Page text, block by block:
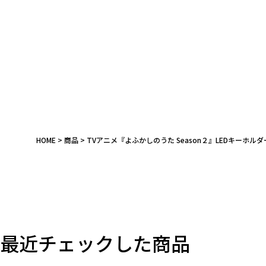
HOME 商品 TVアニメ『よふかしのうた Season２』LEDキーホル
最近チェックした商品
作品